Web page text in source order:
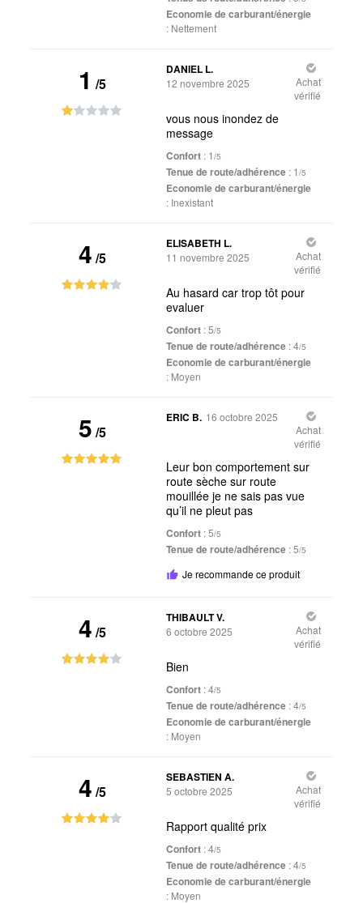
Economie de carburant/énergie
: Nettement
1 /5
DANIEL L.
12 novembre 2025
Achat
vérifié
vous nous inondez de
message
Confort : 1/5
Tenue de route/adhérence : 1/5
Economie de carburant/énergie
: Inexistant
4 /5
ELISABETH L.
11 novembre 2025
Achat
vérifié
Au hasard car trop tôt pour
evaluer
Confort : 5/5
Tenue de route/adhérence : 4/5
Economie de carburant/énergie
: Moyen
5 /5
ERIC B. 16 octobre 2025
Achat
vérifié
Leur bon comportement sur
route sèche sur route
mouillée je ne sais pas vue
qu’il ne pleut pas
Confort : 5/5
Tenue de route/adhérence : 5/5
Je recommande ce produit
4 /5
THIBAULT V.
6 octobre 2025
Achat
vérifié
Bien
Confort : 4/5
Tenue de route/adhérence : 4/5
Economie de carburant/énergie
: Moyen
4 /5
SEBASTIEN A.
5 octobre 2025
Achat
vérifié
Rapport qualité prix
Confort : 4/5
Tenue de route/adhérence : 4/5
Economie de carburant/énergie
: Moyen